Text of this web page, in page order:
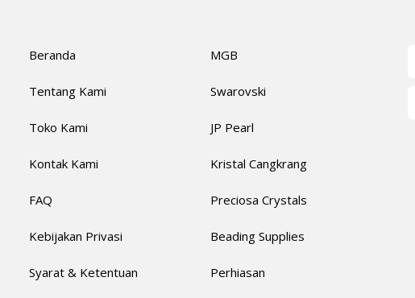
Beranda
Tentang Kami
Toko Kami
Kontak Kami
FAQ
Kebijakan Privasi
Syarat & Ketentuan
MGB
Swarovski
JP Pearl
Kristal Cangkrang
Preciosa Crystals
Beading Supplies
Perhiasan